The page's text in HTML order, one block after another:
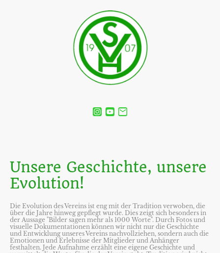
Unsere Geschichte, unsere
Evolution!
Die Evolution des Vereins ist eng mit der Tradition verwoben, die
über die Jahre hinweg gepflegt wurde. Dies zeigt sich besonders in
der Aussage "Bilder sagen mehr als 1000 Worte". Durch Fotos und
visuelle Dokumentationen können wir nicht nur die Geschichte
und Entwicklung unseres Vereins nachvollziehen, sondern auch die
Emotionen und Erlebnisse der Mitglieder und Anhänger
festhalten. Jede Aufnahme erzählt eine eigene Geschichte und